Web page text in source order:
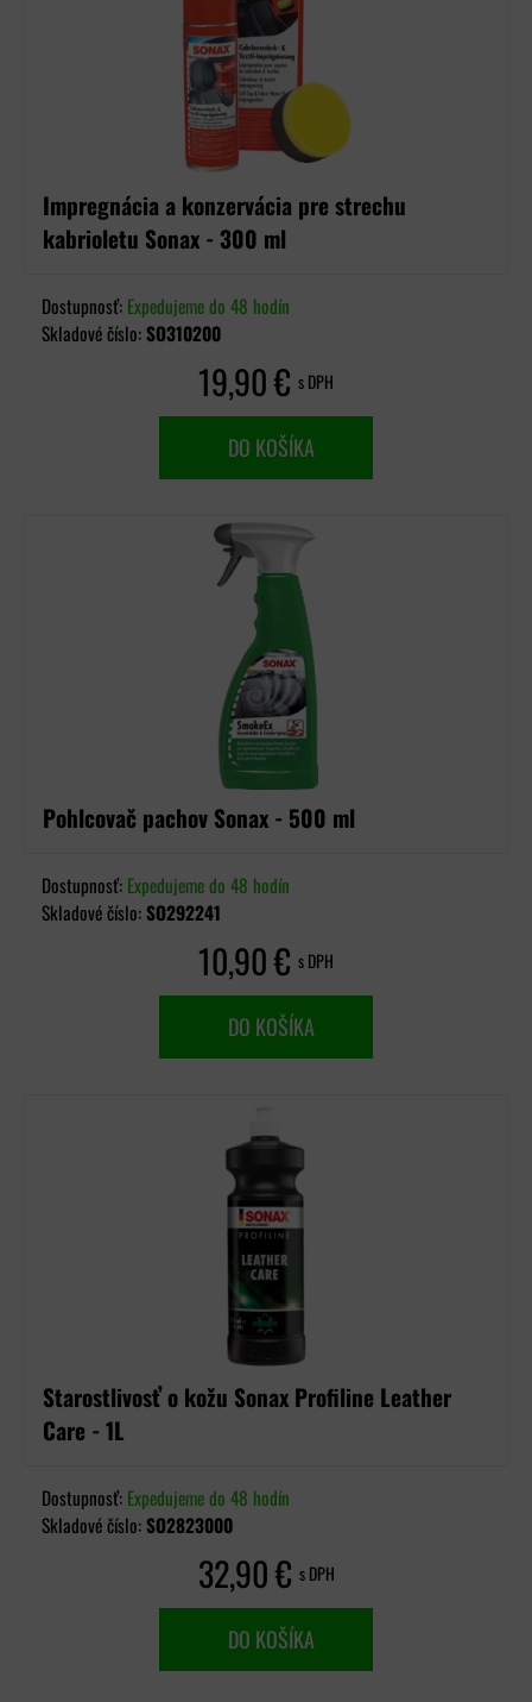
Impregnácia a konzervácia pre strechu
kabrioletu Sonax - 300 ml
Dostupnosť: Expedujeme do 48 hodín
Skladové číslo: SO310200
19,90 € s DPH
DO KOŠÍKA
Pohlcovač pachov Sonax - 500 ml
Dostupnosť: Expedujeme do 48 hodín
Skladové číslo: SO292241
10,90 € s DPH
DO KOŠÍKA
Starostlivosť o kožu Sonax Profiline Leather
Care - 1L
Dostupnosť: Expedujeme do 48 hodín
Skladové číslo: SO2823000
32,90 € s DPH
DO KOŠÍKA